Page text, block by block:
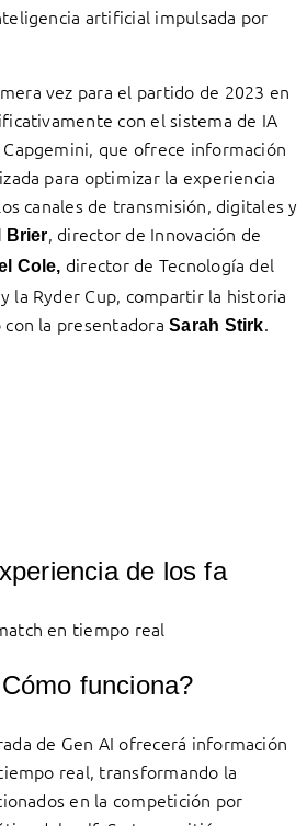
artificial impulsada por
vez para el partido de 2023 en
con el sistema de IA
que ofrece información
para optimizar la experiencia
canales de transmisión, digitales y
Brier, director de Innovación de
Cole, director de Tecnología del
la Ryder Cup, compartir la historia
la presentadoraSarah Stirk.
de los fa
en tiempo real
funciona?
de Gen AI ofrecerá información
real, transformando la
en la competición por